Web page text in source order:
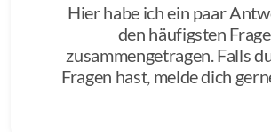
Hier habe ich ein paar
den häufigsten
zusammengetragen. Falls
Fragen hast, melde dich